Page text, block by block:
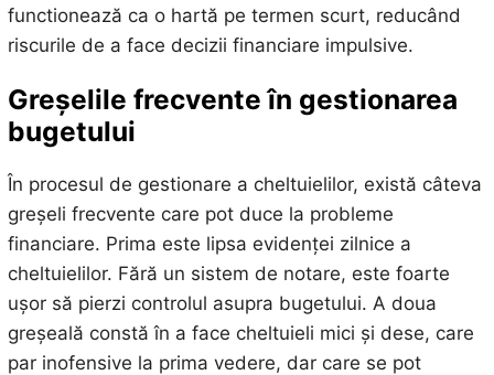
functionează ca o hartă pe termen scurt, reducând
riscurile de a face decizii financiare impulsive.
Greșelile frecvente în gestionarea
bugetului
În procesul de gestionare a cheltuielilor, există câteva
greșeli frecvente care pot duce la probleme
financiare. Prima este lipsa evidenței zilnice a
cheltuielilor. Fără un sistem de notare, este foarte
ușor să pierzi controlul asupra bugetului. A doua
greșeală constă în a face cheltuieli mici și dese, care
par inofensive la prima vedere, dar care se pot